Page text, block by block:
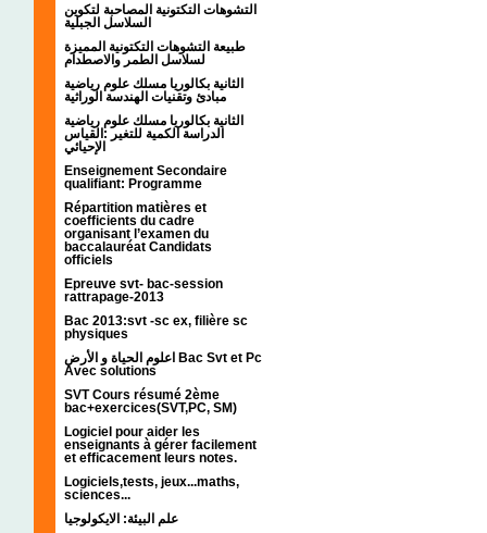
التشوهات التكتونیة المصاحبة لتكوین
السلاسل الجبلیة
طبيعة التشوهات التكتونية المميزة
لسلاسل الطمر والاصطدام
الثانية بكالوريا مسلك علوم رياضية
مبادئ وتقنيات الهندسة الوراثية
الثانية بكالوريا مسلك علوم رياضية
الدراسة الكمية للتغير :القياس
الإحيائي
Enseignement Secondaire
qualifiant: Programme
Répartition matières et
coefficients du cadre
organisant l’examen du
baccalauréat Candidats
officiels
Epreuve svt- bac-session
rattrapage-2013
Bac 2013:svt -sc ex, filière sc
physiques
اعلوم الحياة و الأرض Bac Svt et Pc
Avec solutions
SVT Cours résumé 2ème
bac+exercices(SVT,PC, SM)
Logiciel pour aider les
enseignants à gérer facilement
et efficacement leurs notes.
Logiciels,tests, jeux...maths,
sciences...
علم البيئة: الايكولوجيا